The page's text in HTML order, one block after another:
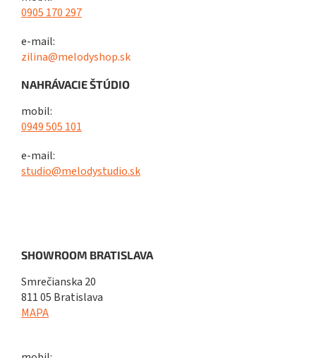
0905 170 297
e-mail:
zilina@melodyshop.sk
NAHRÁVACIE ŠTÚDIO
mobil:
0949 505 101
e-mail:
studio@melodystudio.sk
SHOWROOM BRATISLAVA
Smrečianska 20
811 05 Bratislava
MAPA